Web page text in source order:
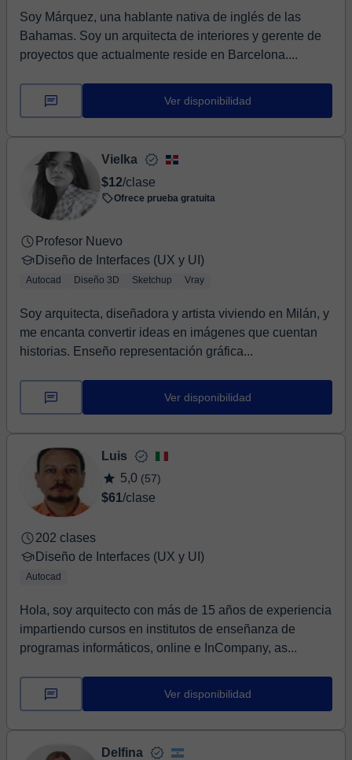
Soy Márquez, una hablante nativa de inglés de las
Bahamas. Soy un arquitecta de interiores y gerente de
proyectos que actualmente reside en Barcelona....
Ver disponibilidad
Vielka
$12/clase
Ofrece prueba gratuita
Profesor Nuevo
Diseño de Interfaces (UX y UI)
Autocad Diseño 3D Sketchup Vray
Soy arquitecta, diseñadora y artista viviendo en Milán, y
me encanta convertir ideas en imágenes que cuentan
historias. Enseño representación gráfica...
Ver disponibilidad
Luis
5,0 (57)
$61/clase
202 clases
Diseño de Interfaces (UX y UI)
Autocad
Hola, soy arquitecto con más de 15 años de experiencia
impartiendo cursos en institutos de enseñanza de
programas informáticos, online e InCompany, as...
Ver disponibilidad
Delfina